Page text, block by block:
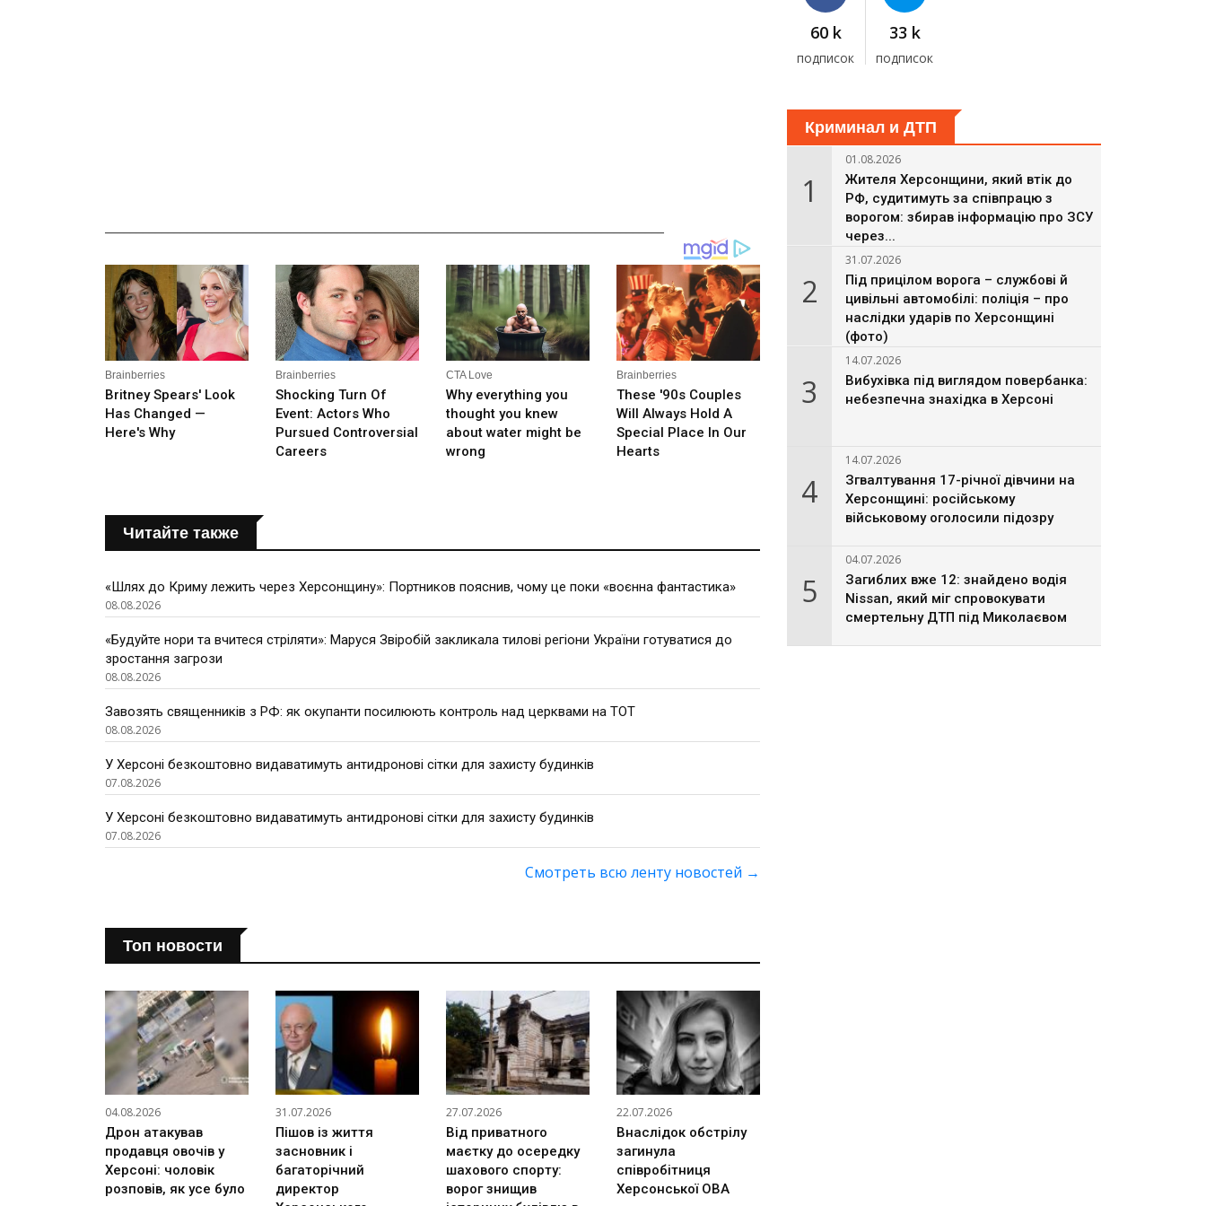
Читайте также
«Шлях до Криму лежить через Херсонщину»: Портников пояснив, чому це поки «воєнна фантастика»
08.08.2026
«Будуйте нори та вчитеся стріляти»: Маруся Звіробій закликала тилові регіони України готуватися до
зростання загрози
08.08.2026
Завозять священників з РФ: як окупанти посилюють контроль над церквами на ТОТ
08.08.2026
У Херсоні безкоштовно видаватимуть антидронові сітки для захисту будинків
07.08.2026
У Херсоні безкоштовно видаватимуть антидронові сітки для захисту будинків
07.08.2026
Смотреть всю ленту новостей →
Топ новости
04.08.2026
Дрон атакував
продавця овочів у
Херсоні: чоловік
розповів, як усе було
31.07.2026
Пішов із життя
засновник і
багаторічний
директор
27.07.2026
Від приватного
маєтку до осередку
шахового спорту:
ворог знищив
22.07.2026
Внаслідок обстрілу
загинула
співробітниця
Херсонської ОВА
60 k
подписок
33 k
подписок
Криминал и ДТП
1
01.08.2026
Жителя Херсонщини, який втік до
РФ, судитимуть за співпрацю з
ворогом: збирав інформацію про ЗСУ
через...
2
31.07.2026
Під прицілом ворога – службові й
цивільні автомобілі: поліція – про
наслідки ударів по Херсонщині
(фото)
3
14.07.2026
Вибухівка під виглядом повербанка:
небезпечна знахідка в Херсоні
4
14.07.2026
Згвалтування 17-річної дівчини на
Херсонщині: російському
військовому оголосили підозру
5
04.07.2026
Загиблих вже 12: знайдено водія
Nissan, який міг спровокувати
смертельну ДТП під Миколаєвом